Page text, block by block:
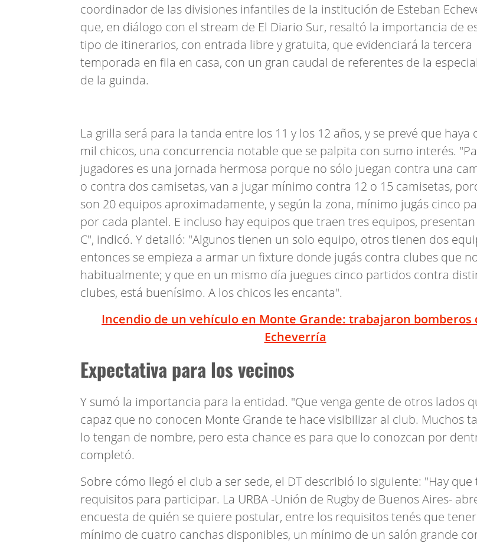
coordinador de las divisiones infantiles de la institución de Esteban
que, en diálogo con el stream de El Diario Sur, resaltó la importancia de
tipo de itinerarios, con entrada libre y gratuita, que evidenciará la tercera
temporada en fila en casa, con un gran caudal de referentes de la
de la guinda.
La grilla será para la tanda entre los 11 y los 12 años, y se prevé que haya
mil chicos, una concurrencia notable que se palpita con sumo interés.
jugadores es una jornada hermosa porque no sólo juegan contra una
o contra dos camisetas, van a jugar mínimo contra 12 o 15 camisetas,
son 20 equipos aproximadamente, y según la zona, mínimo jugás cinco
por cada plantel. E incluso hay equipos que traen tres equipos, presentan
C", indicó. Y detalló: "Algunos tienen un solo equipo, otros tienen dos
entonces se empieza a armar un fixture donde jugás contra clubes que
habitualmente; y que en un mismo día juegues cinco partidos contra
clubes, está buenísimo. A los chicos les encanta".
Incendio de un vehículo en Monte Grande: trabajaron bomberos
Echeverría
Expectativa para los vecinos
Y sumó la importancia para la entidad. "Que venga gente de otros lados
capaz que no conocen Monte Grande te hace visibilizar al club. Muchos
lo tengan de nombre, pero esta chance es para que lo conozcan por
completó.
Sobre cómo llegó el club a ser sede, el DT describió lo siguiente: "Hay
requisitos para participar. La URBA -Unión de Rugby de Buenos Aires-
encuesta de quién se quiere postular, entre los requisitos tenés que
mínimo de cuatro canchas disponibles, un mínimo de un salón grande